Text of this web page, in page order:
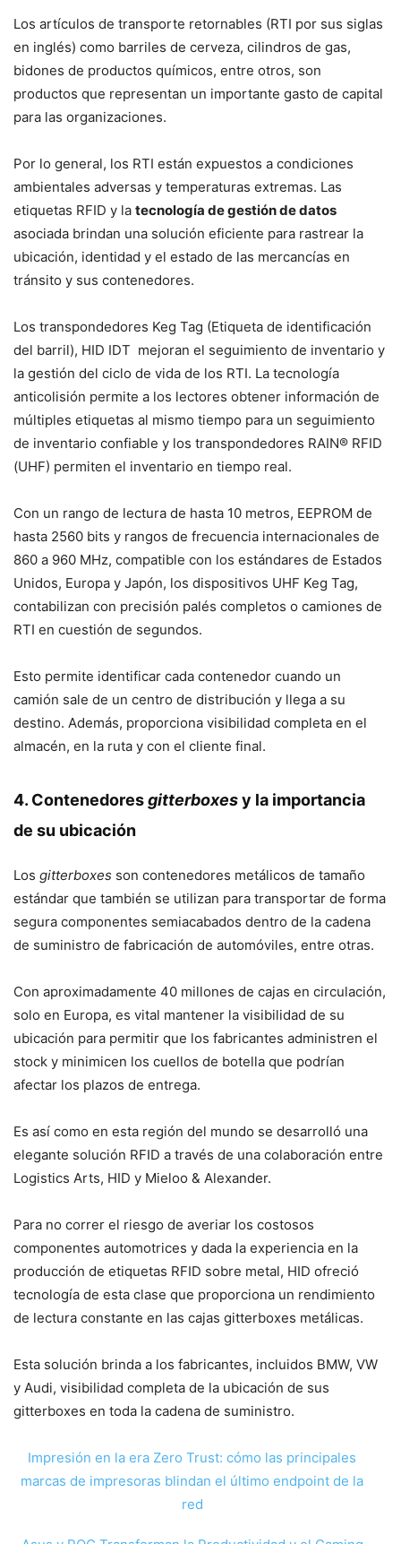
Los artículos de transporte retornables (RTI por sus siglas
en inglés) como barriles de cerveza, cilindros de gas,
bidones de productos químicos, entre otros, son
productos que representan un importante gasto de capital
para las organizaciones.
Por lo general, los RTI están expuestos a condiciones
ambientales adversas y temperaturas extremas. Las
etiquetas RFID y la tecnología de gestión de datos
asociada brindan una solución eficiente para rastrear la
ubicación, identidad y el estado de las mercancías en
tránsito y sus contenedores.
Los transpondedores Keg Tag (Etiqueta de identificación
del barril), HID IDT mejoran el seguimiento de inventario y
la gestión del ciclo de vida de los RTI. La tecnología
anticolisión permite a los lectores obtener información de
múltiples etiquetas al mismo tiempo para un seguimiento
de inventario confiable y los transpondedores RAIN® RFID
(UHF) permiten el inventario en tiempo real.
Con un rango de lectura de hasta 10 metros, EEPROM de
hasta 2560 bits y rangos de frecuencia internacionales de
860 a 960 MHz, compatible con los estándares de Estados
Unidos, Europa y Japón, los dispositivos UHF Keg Tag,
contabilizan con precisión palés completos o camiones de
RTI en cuestión de segundos.
Esto permite identificar cada contenedor cuando un
camión sale de un centro de distribución y llega a su
destino. Además, proporciona visibilidad completa en el
almacén, en la ruta y con el cliente final.
4. Contenedoresgitterboxesy la importancia
de su ubicación
Los gitterboxes son contenedores metálicos de tamaño
estándar que también se utilizan para transportar de forma
segura componentes semiacabados dentro de la cadena
de suministro de fabricación de automóviles, entre otras.
Con aproximadamente 40 millones de cajas en circulación,
solo en Europa, es vital mantener la visibilidad de su
ubicación para permitir que los fabricantes administren el
stock y minimicen los cuellos de botella que podrían
afectar los plazos de entrega.
Es así como en esta región del mundo se desarrolló una
elegante solución RFID a través de una colaboración entre
Logistics Arts, HID y Mieloo & Alexander.
Para no correr el riesgo de averiar los costosos
componentes automotrices y dada la experiencia en la
producción de etiquetas RFID sobre metal, HID ofreció
tecnología de esta clase que proporciona un rendimiento
de lectura constante en las cajas gitterboxes metálicas.
Esta solución brinda a los fabricantes, incluidos BMW, VW
y Audi, visibilidad completa de la ubicación de sus
gitterboxes en toda la cadena de suministro.
Impresión en la era Zero Trust: cómo las principales
marcas de impresoras blindan el último endpoint de la
red